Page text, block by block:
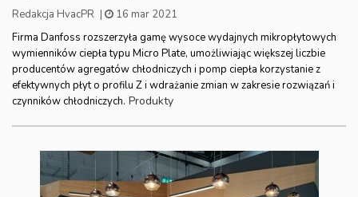
Redakcja HvacPR |
16 mar 2021
Firma Danfoss rozszerzyła gamę wysoce wydajnych mikropłytowych
wymienników ciepła typu Micro Plate, umożliwiając większej liczbie
producentów agregatów chłodniczych i pomp ciepła korzystanie z
efektywnych płyt o profilu Z i wdrażanie zmian w zakresie rozwiązań i
czynników chłodniczych. Produkty